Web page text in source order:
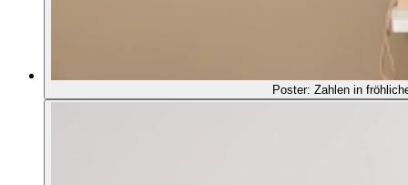
Poster: Zahlen in